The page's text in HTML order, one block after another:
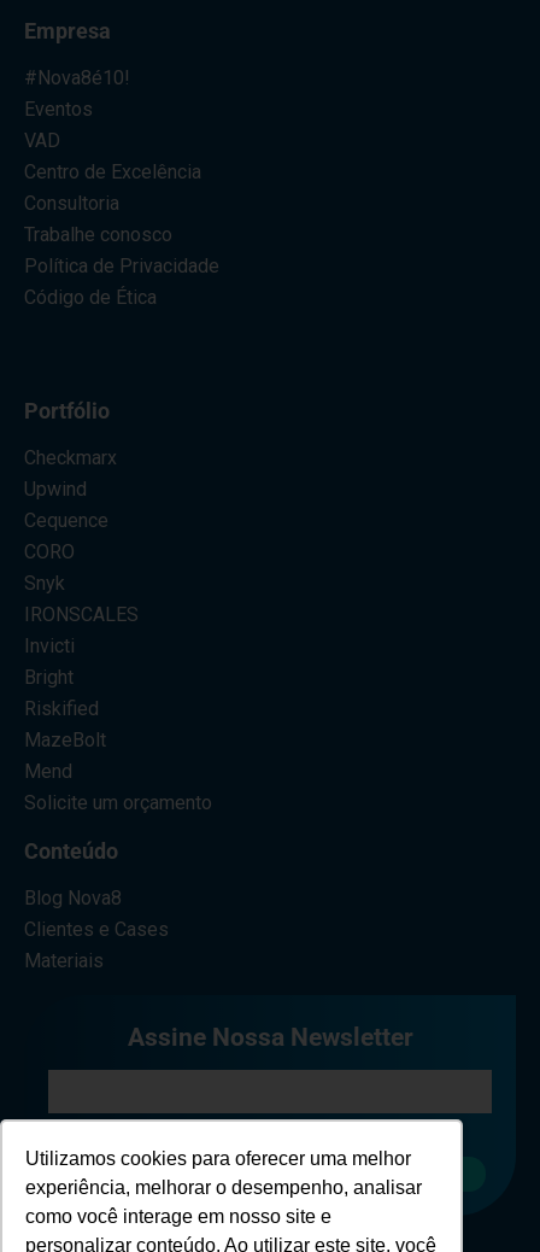
Utilizamos cookies para oferecer uma melhor
experiência, melhorar o desempenho, analisar
como você interage em nosso site e
personalizar conteúdo. Ao utilizar este site, você
Empresa
#Nova8é10!
Eventos
VAD
Centro de Excelência
Consultoria
Trabalhe conosco
Política de Privacidade
Código de Ética
Portfólio
Checkmarx
Upwind
Cequence
CORO
Snyk
IRONSCALES
Invicti
Bright
Riskified
MazeBolt
Mend
Solicite um orçamento
Conteúdo
Blog Nova8
Clientes e Cases
Materiais
Assine Nossa Newsletter